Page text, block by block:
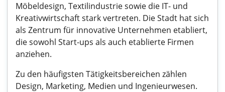
Möbeldesign, Textilindustrie sowie die IT- und
Kreativwirtschaft stark vertreten. Die Stadt hat sich
als Zentrum für innovative Unternehmen etabliert,
die sowohl Start-ups als auch etablierte Firmen
anziehen.
Zu den häufigsten Tätigkeitsbereichen zählen
Design, Marketing, Medien und Ingenieurwesen.